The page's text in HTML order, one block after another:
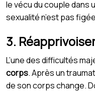
le vécu du couple dans
sexualité n’est pas
3.
L’une des difficultés
corps. Après un
de son corps change.